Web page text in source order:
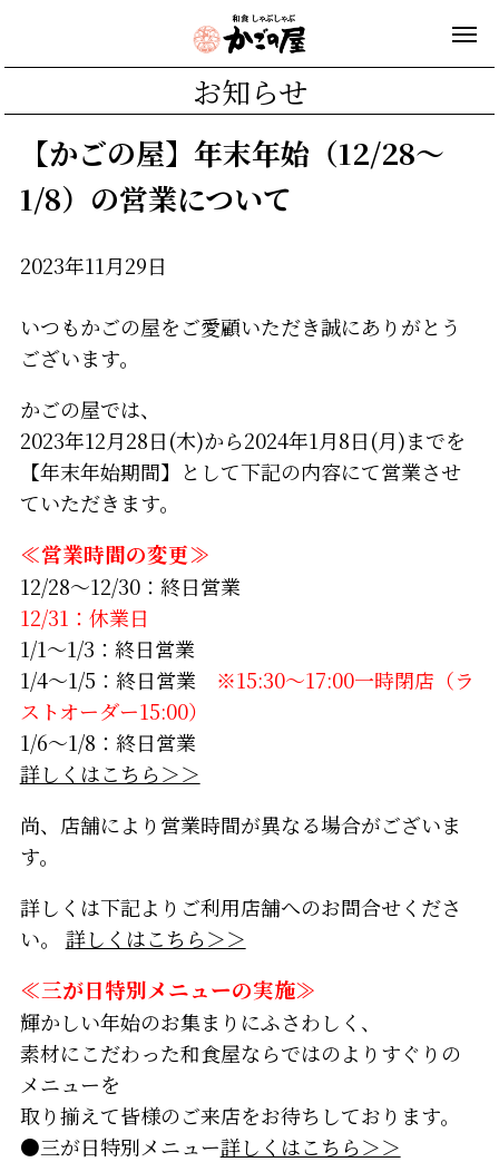
お知らせ
【かごの屋】年末年始（12/28～
1/8）の営業について
2023年11月29日
いつもかごの屋をご愛顧いただき誠にありがとう
ございます。
かごの屋では、
2023年12月28日(木)から2024年1月8日(月)までを
【年末年始期間】として下記の内容にて営業させ
ていただきます。
≪営業時間の変更≫
12/28～12/30：終日営業
12/31：休業日
1/1～1/3：終日営業
1/4～1/5：終日営業 ※15:30～17:00一時閉店（ラ
ストオーダー15:00）
1/6～1/8：終日営業
詳しくはこちら＞＞
尚、店舗により営業時間が異なる場合がございま
す。
詳しくは下記よりご利用店舗へのお問合せくださ
い。 詳しくはこちら＞＞
≪三が日特別メニューの実施≫
輝かしい年始のお集まりにふさわしく、
素材にこだわった和食屋ならではのよりすぐりの
メニューを
取り揃えて皆様のご来店をお待ちしております。
●三が日特別メニュー詳しくはこちら＞＞